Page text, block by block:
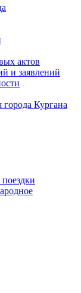
актов
и заявлений
города Кургана